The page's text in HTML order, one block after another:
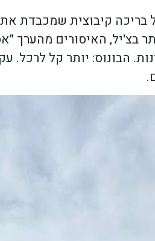
בריכה קיבוצית שמכבדת
בצ'יל, האיסורים מהערך
הבונוס: יותר קל לרכל.